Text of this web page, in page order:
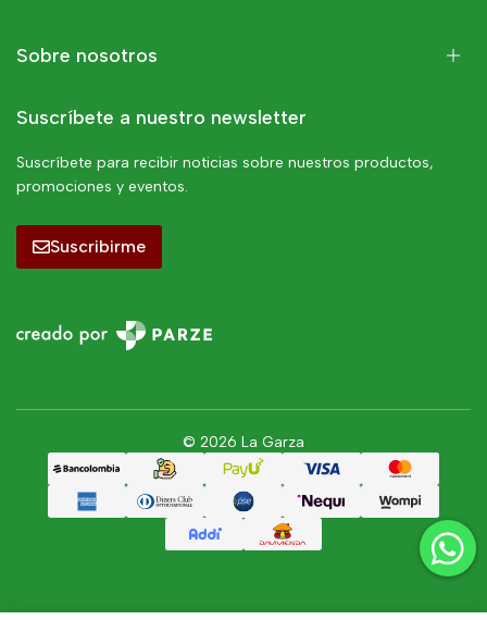
Sobre nosotros
Suscríbete a nuestro newsletter
Suscríbete para recibir noticias sobre nuestros productos,
promociones y eventos.
Suscribirme
© 2026 La Garza